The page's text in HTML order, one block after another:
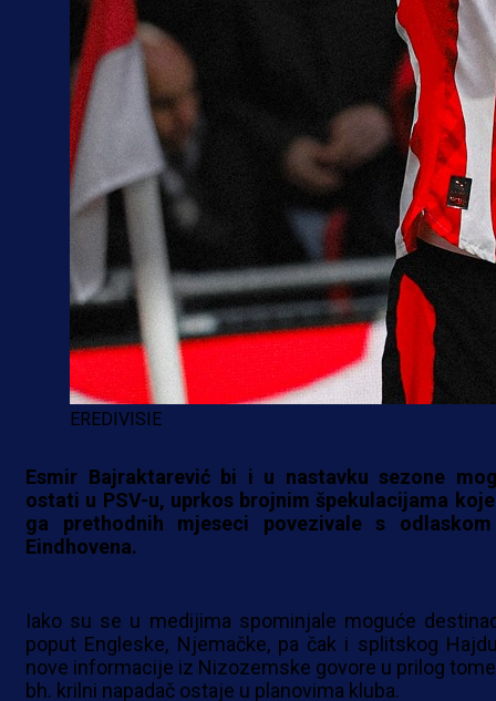
EREDIVISIE
Esmir Bajraktarević bi i u nastavku sezone
ostati u PSV-u, uprkos brojnim špekulacijama
ga prethodnih mjeseci povezivale s
Eindhovena.
Iako su se u medijima spominjale moguće
poput Engleske, Njemačke, pa čak i splitskog
nove informacije iz Nizozemske govore u prilog
bh. krilni napadač ostaje u planovima kluba.